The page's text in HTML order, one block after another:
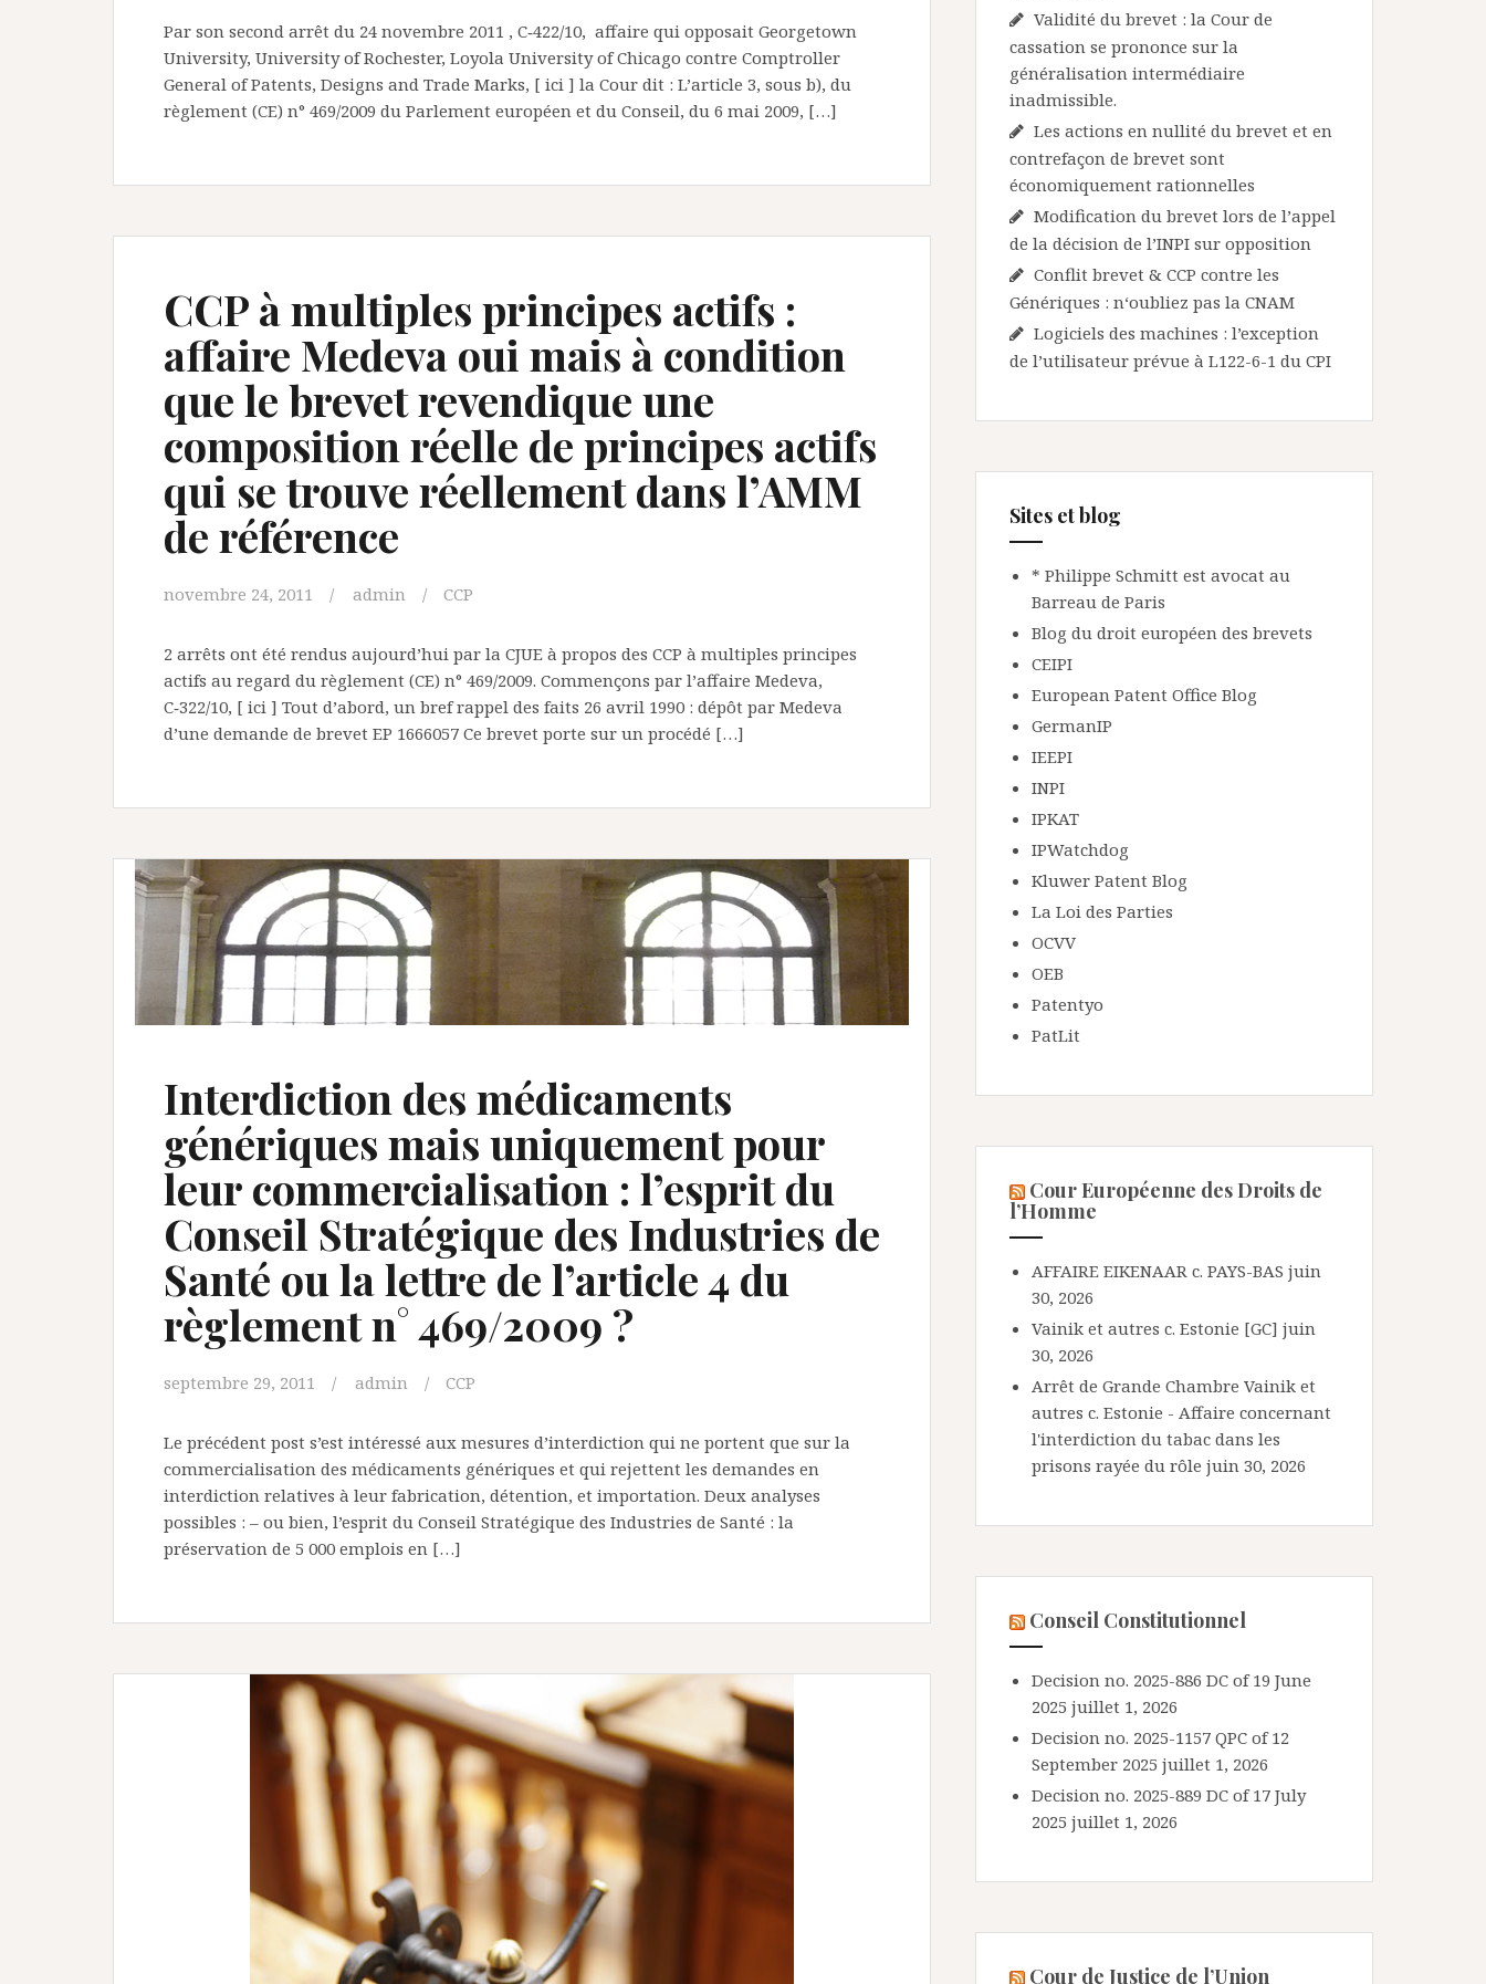
Par son second arrêt du 24 novembre 2011 , C‑422/10, affaire qui opposait Georgetown
University, University of Rochester, Loyola University of Chicago contre Comptroller
General of Patents, Designs and Trade Marks, [ ici ] la Cour dit : L’article 3, sous b), du
règlement (CE) n° 469/2009 du Parlement européen et du Conseil, du 6 mai 2009, […]
CCP à multiples principes actifs :
affaire Medeva oui mais à condition
que le brevet revendique une
composition réelle de principes actifs
qui se trouve réellement dans l’AMM
de référence
novembre 24, 2011 admin CCP
2 arrêts ont été rendus aujourd’hui par la CJUE à propos des CCP à multiples principes
actifs au regard du règlement (CE) n° 469/2009. Commençons par l’affaire Medeva,
C‑322/10, [ ici ] Tout d’abord, un bref rappel des faits 26 avril 1990 : dépôt par Medeva
d’une demande de brevet EP 1666057 Ce brevet porte sur un procédé […]
Interdiction des médicaments
génériques mais uniquement pour
leur commercialisation : l’esprit du
Conseil Stratégique des Industries de
Santé ou la lettre de l’article 4 du
règlement n° 469/2009 ?
septembre 29, 2011 admin CCP
Le précédent post s’est intéressé aux mesures d’interdiction qui ne portent que sur la
commercialisation des médicaments génériques et qui rejettent les demandes en
interdiction relatives à leur fabrication, détention, et importation. Deux analyses
possibles : – ou bien, l’esprit du Conseil Stratégique des Industries de Santé : la
préservation de 5 000 emplois en […]
Validité du brevet : la Cour de
cassation se prononce sur la
généralisation intermédiaire
inadmissible.
Les actions en nullité du brevet et en
contrefaçon de brevet sont
économiquement rationnelles
Modification du brevet lors de l’appel
de la décision de l’INPI sur opposition
Conflit brevet & CCP contre les
Génériques : n‘oubliez pas la CNAM
Logiciels des machines : l’exception
de l’utilisateur prévue à L122-6-1 du CPI
Sites et blog
* Philippe Schmitt est avocat au
Barreau de Paris
Blog du droit européen des brevets
CEIPI
European Patent Office Blog
GermanIP
IEEPI
INPI
IPKAT
IPWatchdog
Kluwer Patent Blog
La Loi des Parties
OCVV
OEB
Patentyo
PatLit
Cour Européenne des Droits de
l’Homme
AFFAIRE EIKENAAR c. PAYS-BAS juin
30, 2026
Vainik et autres c. Estonie [GC] juin
30, 2026
Arrêt de Grande Chambre Vainik et
autres c. Estonie - Affaire concernant
l'interdiction du tabac dans les
prisons rayée du rôle juin 30, 2026
Conseil Constitutionnel
Decision no. 2025-886 DC of 19 June
2025 juillet 1, 2026
Decision no. 2025-1157 QPC of 12
September 2025 juillet 1, 2026
Decision no. 2025-889 DC of 17 July
2025 juillet 1, 2026
Cour de Justice de l’Union